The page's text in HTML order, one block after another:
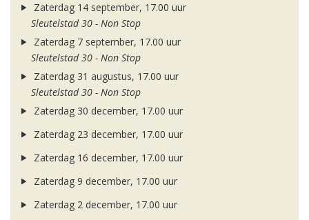
Zaterdag 14 september, 17.00 uur
Sleutelstad 30 - Non Stop
Zaterdag 7 september, 17.00 uur
Sleutelstad 30 - Non Stop
Zaterdag 31 augustus, 17.00 uur
Sleutelstad 30 - Non Stop
Zaterdag 30 december, 17.00 uur
Zaterdag 23 december, 17.00 uur
Zaterdag 16 december, 17.00 uur
Zaterdag 9 december, 17.00 uur
Zaterdag 2 december, 17.00 uur